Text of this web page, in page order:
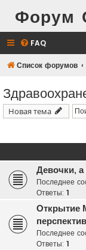
Форум
FAQ
Список форумов
Новая тема
Девочки,
Последнее
Ответы: 1
Открытие
Последнее
Ответы: 1